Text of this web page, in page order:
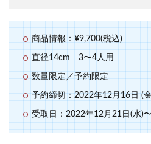
商品情報：¥9,700(税込)
直径14cm 3〜4人用
数量限定／予約限定
予約締切：2022年12月16日 (
受取日：2022年12月21日(水)